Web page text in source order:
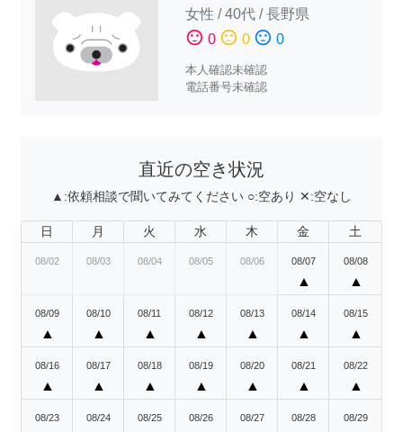
女性 /40代/長野県
sentiment_satisfied 0 sentiment_neutral 0 sentiment_dissatisfied 0
本人確認未確認
電話番号未確認
直近の空き状況
▲:依頼相談で聞いてみてください ○:空あり ✕:空なし
日 月 火 水 木 金 土
08/02 08/03 08/04 08/05 08/06 08/07
▲
08/08
▲
08/09
▲
08/10
▲
08/11
▲
08/12
▲
08/13
▲
08/14
▲
08/15
▲
08/16
▲
08/17
▲
08/18
▲
08/19
▲
08/20
▲
08/21
▲
08/22
▲
08/23 08/24 08/25 08/26 08/27 08/28 08/29